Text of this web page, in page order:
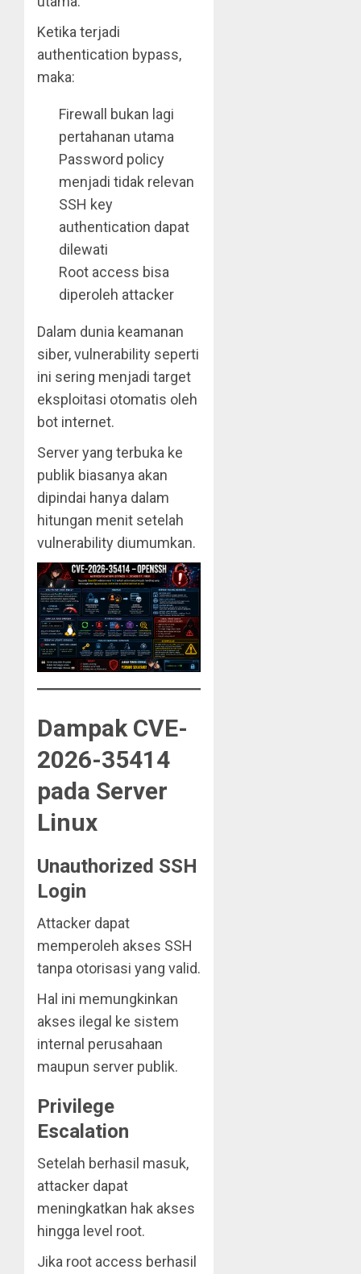
Ketika terjadi
authentication bypass,
maka:
Firewall bukan lagi
pertahanan utama
Password policy
menjadi tidak relevan
SSH key
authentication dapat
dilewati
Root access bisa
diperoleh attacker
Dalam dunia keamanan
siber, vulnerability seperti
ini sering menjadi target
eksploitasi otomatis oleh
bot internet.
Server yang terbuka ke
publik biasanya akan
dipindai hanya dalam
hitungan menit setelah
vulnerability diumumkan.
Dampak CVE-
2026-35414
pada Server
Linux
Unauthorized SSH
Login
Attacker dapat
memperoleh akses SSH
tanpa otorisasi yang valid.
Hal ini memungkinkan
akses ilegal ke sistem
internal perusahaan
maupun server publik.
Privilege
Escalation
Setelah berhasil masuk,
attacker dapat
meningkatkan hak akses
hingga level root.
Jika root access berhasil